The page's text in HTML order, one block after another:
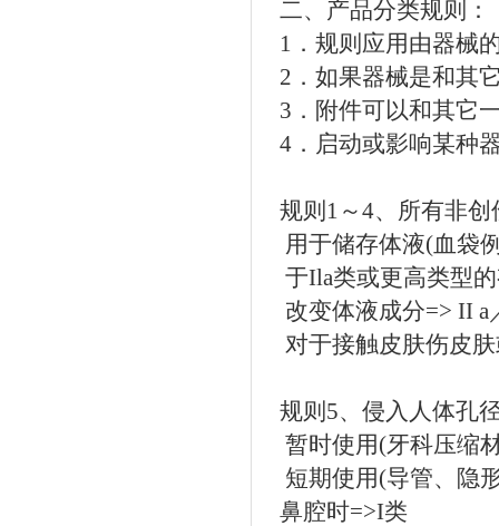
二、产品分类规则：
1．规则应用由器械
2．如果器械是和其
3．附件可以和其它
4．启动或影响某种
规则1～4、所有非
用于储存体液(血袋
于Ila类或更高类型
改变体液成分=> II
对于接触皮肤伤皮
规则5、侵入人体孔
暂时使用(牙科压缩
短期使用(导管、隐
鼻腔时=>I类